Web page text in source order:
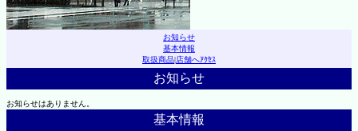
お知らせ
基本情報
取扱商品|店舗へｱｸｾｽ
お知らせ
お知らせはありません。
基本情報